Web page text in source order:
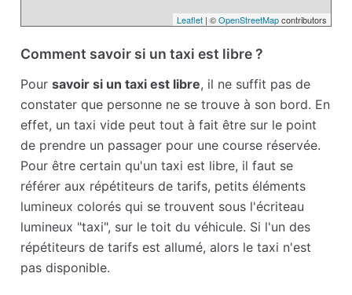
Leaflet| ©OpenStreetMapcontributors
Comment savoir si un taxi est libre ?
Poursavoir si un taxi est libre, il ne suffit pas de
constater que personne ne se trouve à son bord. En
effet, un taxi vide peut tout à fait être sur le point
de prendre un passager pour une course réservée.
Pour être certain qu'un taxi est libre, il faut se
référer aux répétiteurs de tarifs, petits éléments
lumineux colorés qui se trouvent sous l'écriteau
lumineux "taxi", sur le toit du véhicule. Si l'un des
répétiteurs de tarifs est allumé, alors le taxi n'est
pas disponible.